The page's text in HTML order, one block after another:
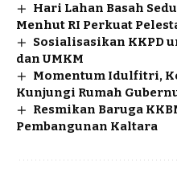
Hari Lahan Basah
Menhut RI Perkuat
Sosialisasikan KKPD
dan UMKM
Momentum Idulfitri,
Kunjungi Rumah
Resmikan Baruga
Pembangunan Kaltara